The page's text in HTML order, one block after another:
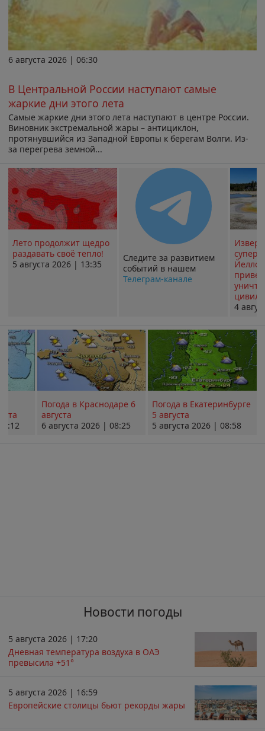
6 августа 2026 | 06:30
В Центральной России наступают самые
жаркие дни этого лета
Самые жаркие дни этого лета наступают в центре России.
Виновник экстремальной жары – антициклон,
протянувшийся из Западной Европы к берегам Волги. Из-
за перегрева земной...
Лето продолжит щедро
раздавать своё тепло!
5 августа 2026 | 13:35
Следите за развитием
событий в нашем
Телеграм-канале
4
Погода в Краснодаре 6
августа
6 августа 2026 | 08:25
Погода в Екатеринбурге
5 августа
5 августа 2026 | 08:58
Новости погоды
5 августа 2026 | 17:20
Дневная температура воздуха в ОАЭ
превысила +51°
5 августа 2026 | 16:59
Европейские столицы бьют рекорды жары